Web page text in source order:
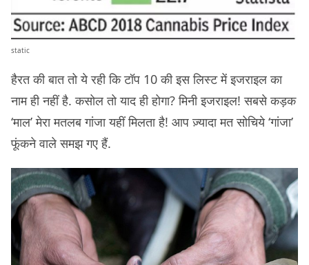
static
हैरत की बात तो ये रही कि टॉप 10 की इस लिस्ट में इजराइल का
नाम ही नहीं है. कसोल तो याद ही होगा? मिनी इजराइल! सबसे कड़क
‘माल’ मेरा मतलब गांजा यहीं मिलता है! आप ज़्यादा मत सोचिये ‘गांजा’
फूंकने वाले समझ गए हैं.